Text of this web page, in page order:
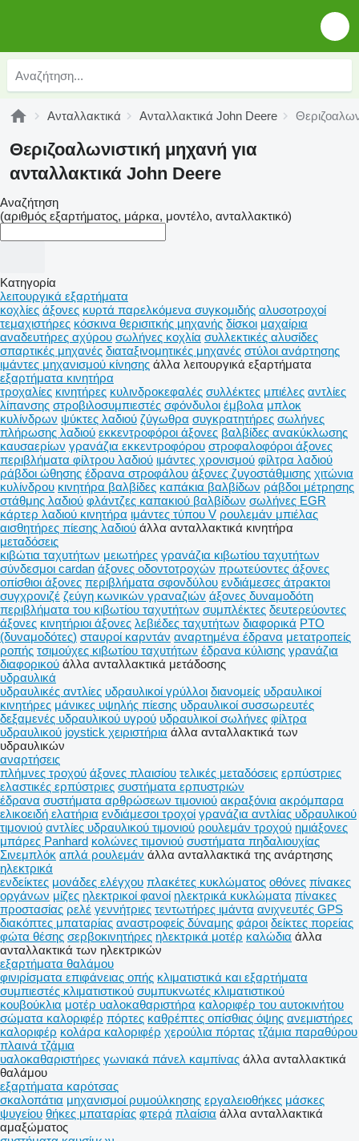
Ανταλλακτικά Ανταλλακτικά John Deere
Θεριζοαλωνιστική μηχανή για
ανταλλακτικά John Deere
Αναζήτηση
(αριθμός εξαρτήματος, μάρκα, μοντέλο, ανταλλακτικό)
Κατηγορία
λειτουργικά εξαρτήματα
κοχλίες άξονες κυρτά παρελκόμενα συγκομιδής αλυσοτροχοί
τεμαχιστήρες κόσκινα θερισιτκής μηχανής δίσκοι μαχαίρια
αναδευτήρες αχύρου σωλήνες κοχλία συλλεκτικές αλυσίδες
σπαρτικές μηχανές διαταξινομητικές μηχανές στύλοι ανάρτησης
ιμάντες μηχανισμού κίνησης άλλα λειτουργικά εξαρτήματα
εξαρτήματα κινητήρα
τροχαλίες κινητήρες κυλινδροκεφαλές συλλέκτες μπιέλες αντλίες
λίπανσης στροβιλοσυμπιεστές σφόνδυλοι έμβολα μπλοκ
κυλίνδρων ψύκτες λαδιού ζύγωθρα συγκρατητήρες σωλήνες
πλήρωσης λαδιού εκκεντροφόροι άξονες βαλβίδες ανακύκλωσης
καυσαερίων γρανάζια εκκεντροφόρου στροφαλοφόροι άξονες
περιβλήματα φίλτρου λαδιού ιμάντες χρονισμού φίλτρα λαδιού
ράβδοι ώθησης έδρανα στροφάλου άξονες ζυγοστάθμισης χιτώνια
κυλίνδρου κινητήρα βαλβίδες καπάκια βαλβίδων ράβδοι μέτρησης
στάθμης λαδιού φλάντζες καπακιού βαλβίδων σωλήνες EGR
κάρτερ λαδιού κινητήρα ιμάντες τύπου V ρουλεμάν μπιέλας
αισθητήρες πίεσης λαδιού άλλα ανταλλακτικά κινητήρα
μεταδόσεις
κιβώτια ταχυτήτων μειωτήρες γρανάζια κιβωτίου ταχυτήτων
σύνδεσμοι cardan άξονες οδοντοτροχών πρωτεύοντες άξονες
οπίσθιοι άξονες περιβλήματα σφονδύλου ενδιάμεσες άτρακτοι
συγχρονιζέ ζεύγη κωνικών γραναζιών άξονες δυναμοδότη
περιβλήματα του κιβωτίου ταχυτήτων συμπλέκτες δευτερεύοντες
άξονες κινητήριοι άξονες λεβιέδες ταχυτήτων διαφορικά PTO
(δυναμοδότες) σταυροί καρντάν αναρτημένα έδρανα μετατροπείς
ροπής τσιμούχες κιβωτίου ταχυτήτων έδρανα κύλισης γρανάζια
διαφορικού άλλα ανταλλακτικά μετάδοσης
υδραυλικά
υδραυλικές αντλίες υδραυλικοί γρύλλοι διανομείς υδραυλικοί
κινητήρες μάνικες υψηλής πίεσης υδραυλικοί συσσωρευτές
δεξαμενές υδραυλικού υγρού υδραυλικοί σωλήνες φίλτρα
υδραυλικού joystick χειριστήρια άλλα ανταλλακτικά των
υδραυλικών
αναρτήσεις
πλήμνες τροχού άξονες πλαισίου τελικές μεταδόσεις ερπύστριες
ελαστικές ερπύστριες συστήματα ερπυστριών
έδρανα συστήματα αρθρώσεων τιμονιού ακραξόνια ακρόμπαρα
ελικοειδή ελατήρια ενδιάμεσοι τροχοί γρανάζια αντλίας υδραυλικού
τιμονιού αντλίες υδραυλικού τιμονιού ρουλεμάν τροχού ημιάξονες
μπάρες Panhard κολώνες τιμονιού συστήματα πηδαλιουχίας
Σινεμπλόκ απλά ρουλεμάν άλλα ανταλλακτικά της ανάρτησης
ηλεκτρικά
ενδείκτες μονάδες ελέγχου πλακέτες κυκλώματος οθόνες πίνακες
οργάνων μίζες ηλεκτρικοί φανοί ηλεκτρικά κυκλώματα πίνακες
προστασίας ρελέ γεννήτριες τεντωτήρες ιμάντα ανιχνευτές GPS
διακόπτες μπαταρίας αναστροφείς δύναμης φάροι δείκτες πορείας
φώτα θέσης σερβοκινητήρες ηλεκτρικά μοτέρ καλώδια άλλα
ανταλλακτικά των ηλεκτρικών
εξαρτήματα θαλάμου
φινιρίσματα επιφάνειας οπής κλιματιστικά και εξαρτήματα
συμπιεστές κλιματιστικού συμπυκνωτές κλιματιστικού
κουβούκλια μοτέρ υαλοκαθαριστήρα καλοριφέρ του αυτοκινήτου
σώματα καλοριφέρ πόρτες καθρέπτες οπίσθιας όψης ανεμιστήρες
καλοριφέρ κολάρα καλοριφέρ χερούλια πόρτας τζάμια παραθύρου
πλαινά τζάμια
υαλοκαθαριστήρες γωνιακά πάνελ καμπίνας άλλα ανταλλακτικά
θαλάμου
εξαρτήματα καρότσας
σκαλοπάτια μηχανισμοί ρυμούλκησης εργαλειοθήκες μάσκες
ψυγείου θήκες μπαταρίας φτερά πλαίσια άλλα ανταλλακτικά
αμαξώματος